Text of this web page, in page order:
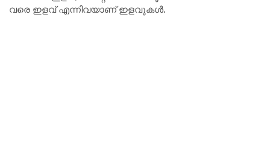
വരെ ഇളവ് എന്നിവയാണ് ഇളവുകള്‍.